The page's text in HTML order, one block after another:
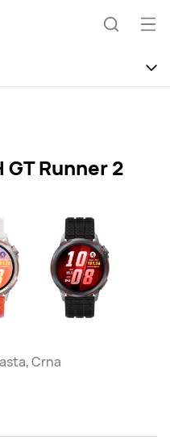
GT Runner 2
Crna